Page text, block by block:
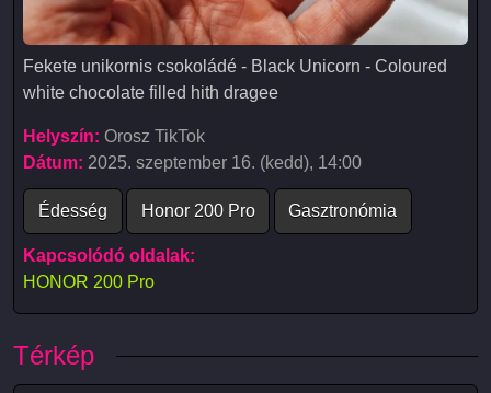
Fekete unikornis csokoládé - Black Unicorn - Coloured
Fekete unikornis csokoládé - Black Unicorn - Coloured
white chocolate filled hith dragee
Helyszín: Orosz TikTok
Dátum: 2025. szeptember 16. (kedd), 14:00
Édesség Honor 200 Pro Gasztronómia
Kapcsolódó oldalak:
HONOR 200 Pro
Térkép